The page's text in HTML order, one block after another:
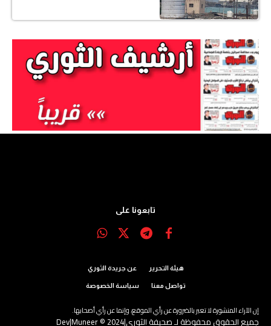
تابعونا على
هيئة التحرير عن جريدة الثوري
تواصل معنا سياسة الخصوصة
إن الآراء المنشورة لا تعبر بالضرورة عن رأي الموقع، وإنما عن رأي أصحابها.
جميع الحقوق محفوظة لـ صحيفة الثوري|2024 © Dev|Muneer